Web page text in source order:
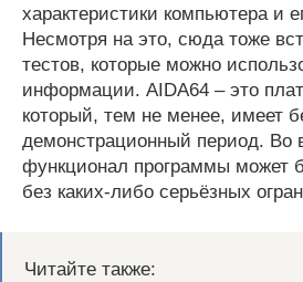
характеристики компьютера и
Несмотря на это, сюда тоже
тестов, которые можно
информации. AIDA64 – это
который, тем не менее, имеет
демонстрационный период. Во
функционал программы может
без каких-либо серьёзных
Читайте также: